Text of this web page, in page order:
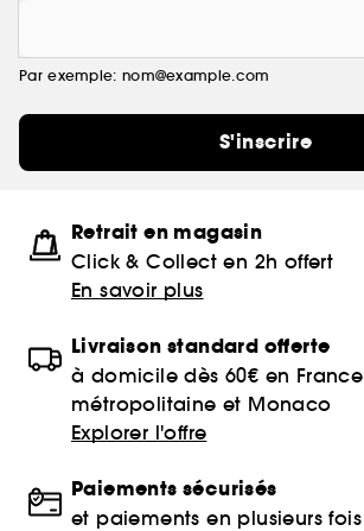
Par exemple: nom@example.com
S'inscrire
Retrait en magasin
Click & Collect en 2h offert
En savoir plus
Livraison standard offerte
à domicile dès 60€ en France
métropolitaine et Monaco
Explorer l'offre
Paiements sécurisés
et paiements en plusieurs fois